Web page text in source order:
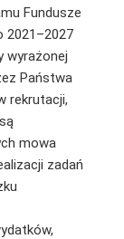
Fundusze
2021–2027
wyrażonej
Państwa
rekrutacji,
mowa
zadań